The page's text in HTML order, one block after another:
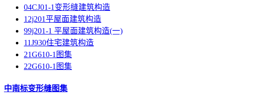
04CJ01-1变形缝建筑构造
12j201平屋面建筑构造
99j201-1 平屋面建筑构造(一)
11J930住宅建筑构造
21G610-1图集
22G610-1图集
中南标变形缝图集